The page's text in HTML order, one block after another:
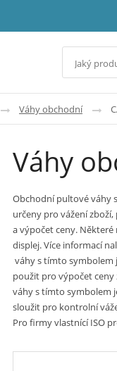
Váhy obchodní
Váhy
Obchodní pultové váhy
určeny pro vážení
a výpočet ceny.
displej. Více informací
váhy s tímto symbolem
použit pro výpočet ceny
váhy s tímto symbolem
sloužit pro kontrolní
Pro firmy vlastnící ISO